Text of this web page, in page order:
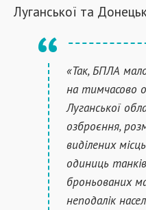
Луганської та
«Так, БПЛА
на тимчасово
Луганської
озброєння,
виділених
одиниць
броньованих
неподалік